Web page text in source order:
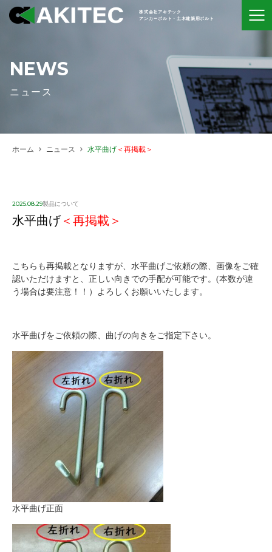
株式会社アキテック
アンカーボルト・土木建築用ボルト
NEWS
ニュース
ホーム ニュース 水平曲げ ＜再掲載＞
2025.08.29製品について
水平曲げ＜再掲載＞
こちらも再掲載となりますが、水平曲げご依頼の際、画像をご確
認いただけますと、正しい向きでの手配が可能です。(本数が違
う場合は要注意！！）よろしくお願いいたします。
水平曲げをご依頼の際、曲げの向きをご指定下さい。
水平曲げ正面